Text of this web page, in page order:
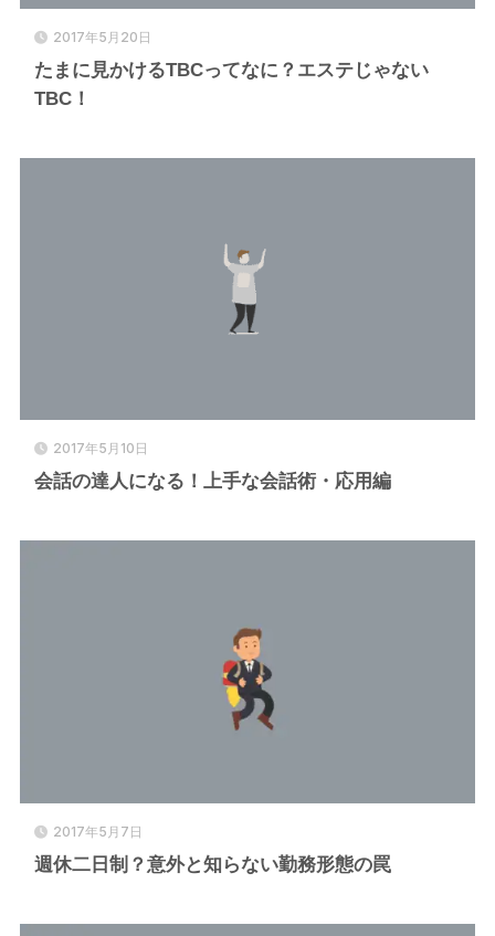
2017年5月20日
たまに見かけるTBCってなに？エステじゃない
TBC！
2017年5月10日
会話の達人になる！上手な会話術・応用編
2017年5月7日
週休二日制？意外と知らない勤務形態の罠